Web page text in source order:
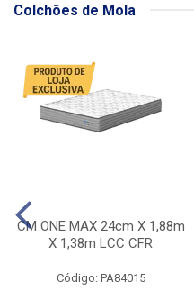
Colchões de Mola
CM ONE MAX 24cm X 1,88m
X 1,38m LCC CFR
Código: PA84015